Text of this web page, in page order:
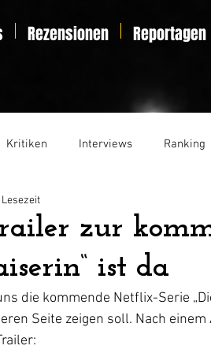
Rezensionen Reportagen
Kritiken Interviews Ranking
Essay
zur
ist da
Lesezeit
die kommende Netflix-Serie
Seite zeigen soll. Nach